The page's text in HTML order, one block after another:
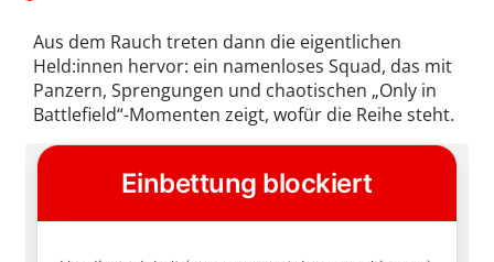
Aus dem Rauch treten dann die eigentlichen
Held:innen hervor: ein namenloses Squad, das mit
Panzern, Sprengungen und chaotischen „Only in
Battlefield“-Momenten zeigt, wofür die Reihe steht.